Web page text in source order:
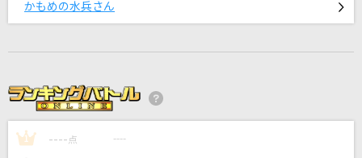
大不正解
すくりぃむ！
P丸様。
[生音]雨
かもめの水兵さん
1 ---- 点 ----